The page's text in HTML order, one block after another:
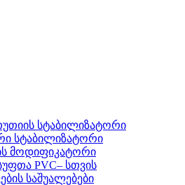
სტაბილიზატორი
სტაბილიზატორი
მოდიფიკატორი
PVC– სთვის
საშუალებები